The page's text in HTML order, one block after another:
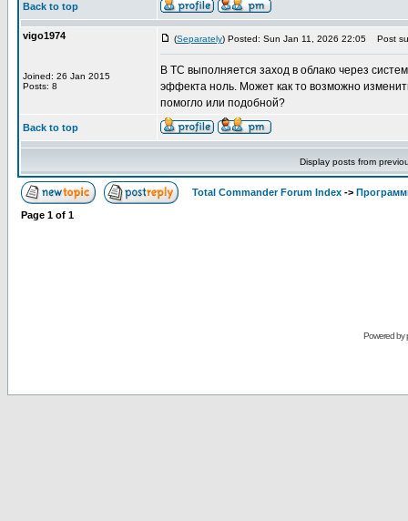
Back to top
vigo1974
Joined: 26 Jan 2015
Posts: 8
(Separately) Posted: Sun Jan 11, 2026 22:05 Post
В TC выполняется заход в облако через
эффекта ноль. Может как то возможно
помогло или подобной?
Back to top
Display posts from
Total Commander Forum Index ->
Page 1 of 1
Powered by